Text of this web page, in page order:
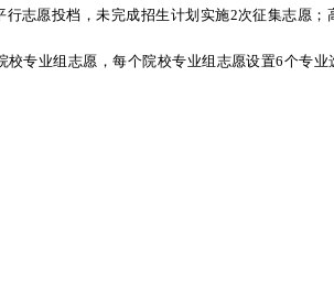
志愿投档，未完成招生计划实施2次征集志愿；
校专业组志愿，每个院校专业组志愿设置6个专